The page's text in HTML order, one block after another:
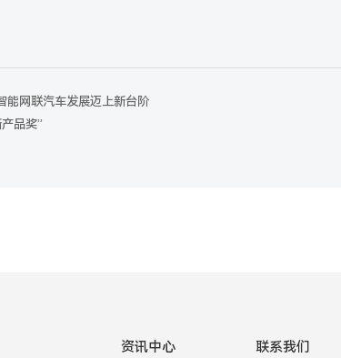
能网联汽车发展迈上新台阶
品奖”
资讯中心 联系我们